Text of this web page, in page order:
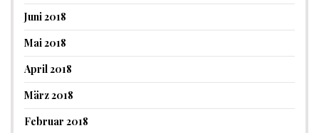
Juni 2018
Mai 2018
April 2018
März 2018
Februar 2018